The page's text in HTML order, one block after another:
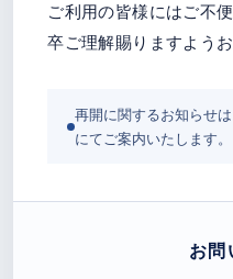
ご利用の皆様にはご不
卒ご理解賜りますよう
再開に関するお知らせ
にてご案内いたします。
お問